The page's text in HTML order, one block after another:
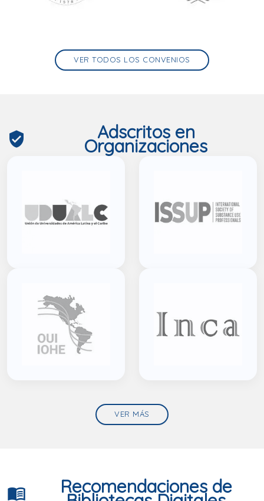
VER TODOS LOS CONVENIOS
verified_user Adscritos en
Organizaciones
VER MÁS
menu_book Recomendaciones de